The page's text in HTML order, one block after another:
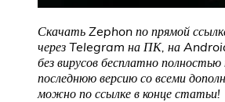
Скачать Zephon по прямой
через Telegram на ПК, на
без вирусов бесплатно полностью
последнюю версию со всеми
можно по ссылке в конце статьи!